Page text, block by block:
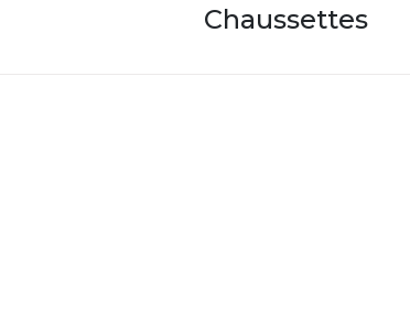
Chaussettes